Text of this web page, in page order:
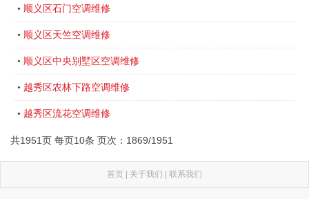
• 顺义区石门空调维修
• 顺义区天竺空调维修
• 顺义区中央别墅区空调维修
• 越秀区农林下路空调维修
• 越秀区流花空调维修
共1951页 每页10条 页次：1869/1951
首页 | 关于我们 | 联系我们